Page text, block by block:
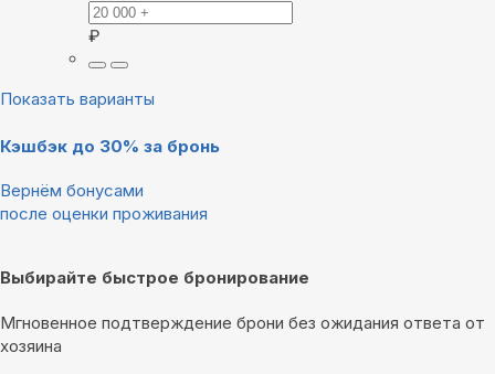
₽
Показать варианты
Кэшбэк до 30% за бронь
Вернём бонусами
после оценки проживания
Выбирайте быстрое бронирование
Мгновенное подтверждение брони без ожидания ответа от
хозяина